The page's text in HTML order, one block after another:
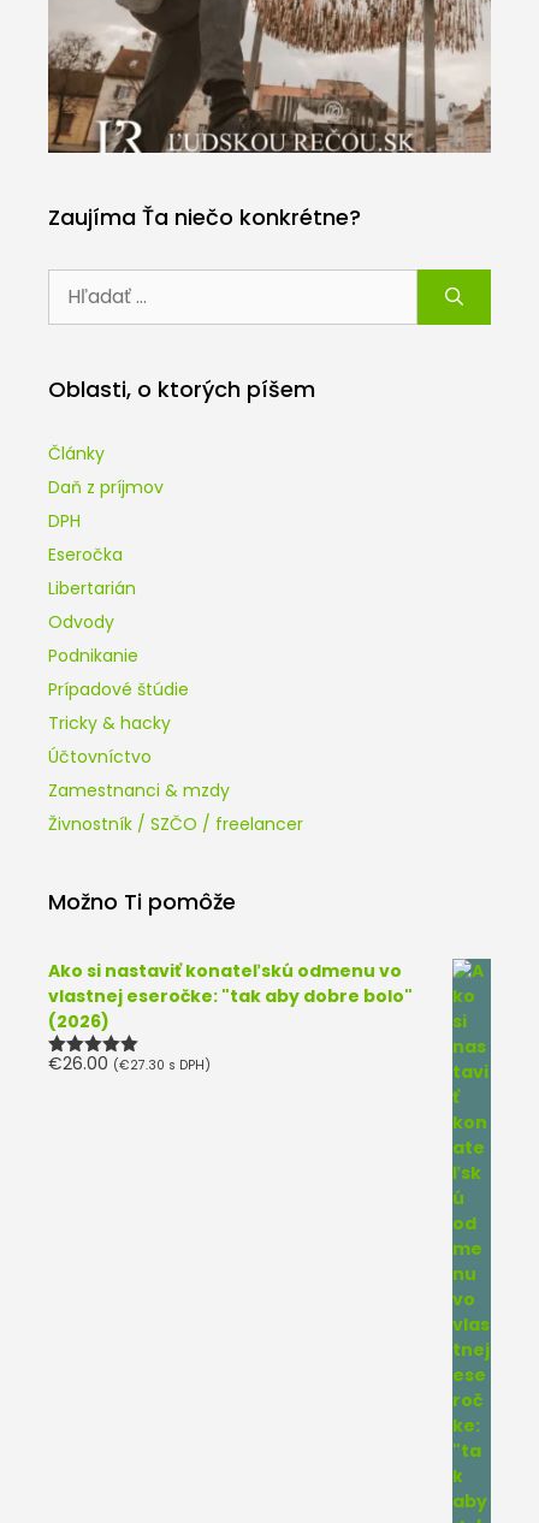
Zaujíma Ťa niečo konkrétne?
Oblasti, o ktorých píšem
Články
Daň z príjmov
DPH
Eseročka
Libertarián
Odvody
Podnikanie
Prípadové štúdie
Tricky & hacky
Účtovníctvo
Zamestnanci & mzdy
Živnostník / SZČO / freelancer
Možno Ti pomôže
Ako si nastaviť konateľskú odmenu vo
vlastnej eseročke: "tak aby dobre bolo"
(2026)
Hodnotenie
€26.00 (€27.30 s DPH)